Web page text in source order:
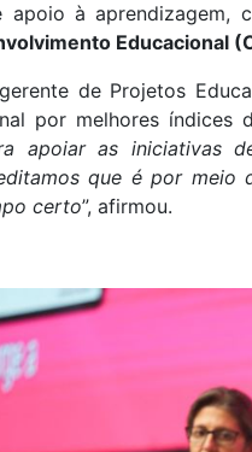
à aprendizagem,
Educacional
de Projetos
por melhores índices
apoiar as iniciativas
que é por meio
certo”, afirmou.